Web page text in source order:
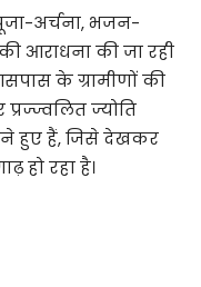
पूजा-अर्चना, भजन-
आराधना की जा रही
के ग्रामीणों की
ज्योति
हुए हैं, जिसे देखकर
हो रहा है।